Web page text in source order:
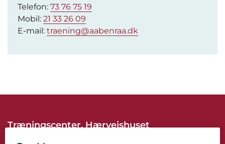
Telefon: 73 76 75 19
Mobil: 21 33 26 09
E-mail: traening@aabenraa.dk
Træningscenter, Hærvejshuset
Vestergade 14